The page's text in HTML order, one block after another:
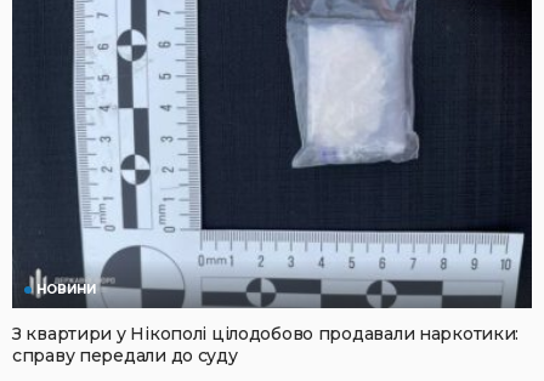
НОВИНИ
З квартири у Нікополі цілодобово продавали наркотики:
справу передали до суду